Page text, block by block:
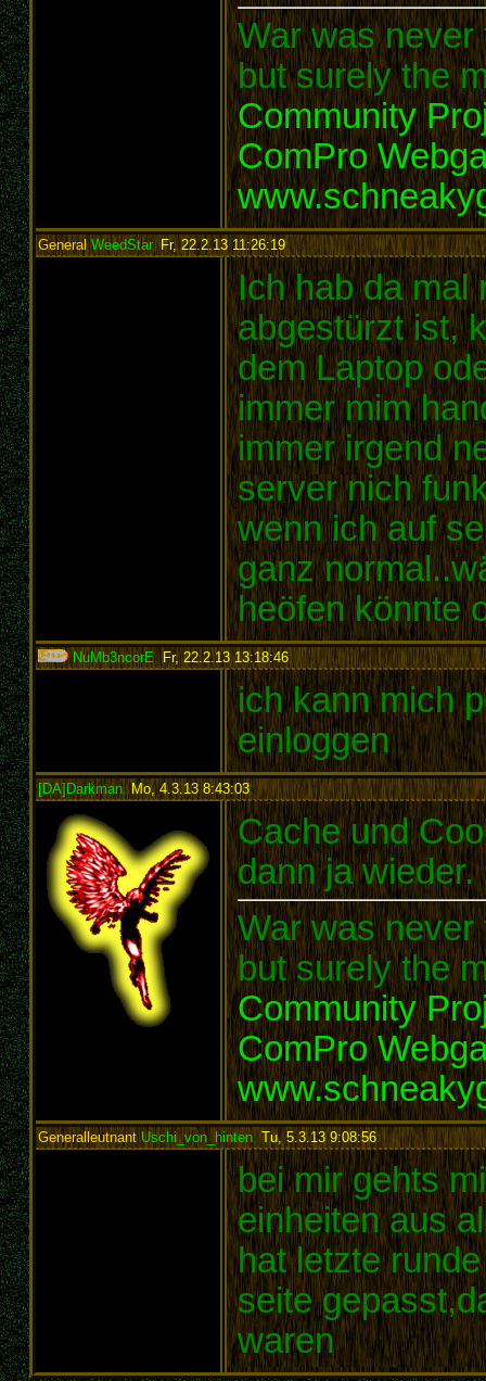
War was never
but surely the
Community
ComPro
GeneralWeedStar, Fr, 22.2.13 11:26:19:
Ich hab da mal
abgestürzt ist,
dem Laptop
immer mim
immer irgend
server nich
wenn ich auf
ganz
heöfen könnte
NuMb3ncorE Fr, 22.2.13 13:18:46:
ich kann mich
einloggen
[DA]Darkman,Mo, 4.3.13 8:43:03:
Cache und
dann ja wieder.
War was never
but surely the
Community
ComPro
GeneralleutnantUschi_von_hinten, Tu, 5.3.13 9:08:56:
bei mir gehts
einheiten aus
hat letzte
seite
waren